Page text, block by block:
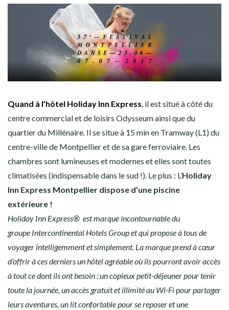
Quand à l’hôtel Holiday Inn Express, il est situé à côté du
centre commercial et de loisirs Odysseum ainsi que du
quartier du Millénaire. Il se situe à 15 min en Tramway (L1) du
centre-ville de Montpellieret de sa gare ferroviaire. Les
chambres sont lumineuses et modernes et elles sont toutes
climatisées (indispensable dans le sud !). Le plus : L’Holiday
Inn Express Montpellier dispose d’une piscine
extérieure !
Holiday Inn Express® est marque incontournable du
groupe Intercontinental Hotels Group et qui propose à tous de
voyager intelligemment et simplement. La marque prend à cœur
d’offrir à ces derniers un hôtel agréable où ils pourront avoir accès
à tout ce dont ils ont besoin : un copieux petit-déjeuner pour tenir
toute la journée, un accès gratuit et illimité au Wi-Fi pour partager
leurs aventures, un lit confortable pour se reposer et une